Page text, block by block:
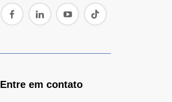
Entre em contato